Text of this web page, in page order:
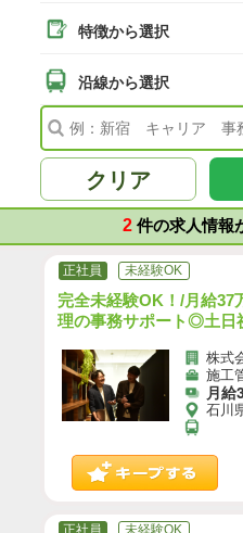
野々市市(4)
石川県その他
特徴から選択
沿線から選択
クリア
2件の求人情報
正社員 未経験OK
完全未経験OK！/月給37
理の事務サポート◎土日
施工
月給
石川
正社員 未経験OK